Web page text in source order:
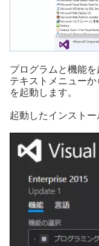
プログラムと機能
テキストメニュー
を起動します。
起動したインストー